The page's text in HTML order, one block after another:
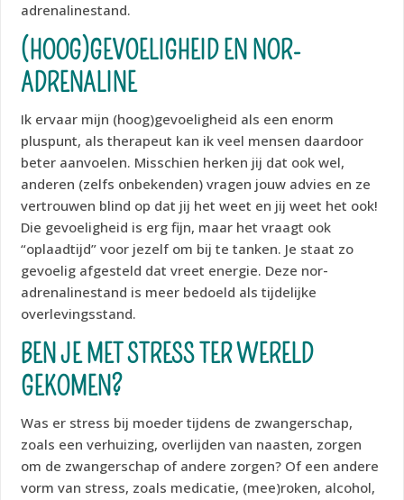
adrenalinestand.
(HOOG)GEVOELIGHEID EN NOR-
ADRENALINE
Ik ervaar mijn (hoog)gevoeligheid als een enorm
pluspunt, als therapeut kan ik veel mensen daardoor
beter aanvoelen. Misschien herken jij dat ook wel,
anderen (zelfs onbekenden) vragen jouw advies en ze
vertrouwen blind op dat jij het weet en jij weet het ook!
Die gevoeligheid is erg fijn, maar het vraagt ook
“oplaadtijd” voor jezelf om bij te tanken. Je staat zo
gevoelig afgesteld dat vreet energie. Deze nor-
adrenalinestand is meer bedoeld als tijdelijke
overlevingsstand.
BEN JE MET STRESS TER WERELD
GEKOMEN?
Was er stress bij moeder tijdens de zwangerschap,
zoals een verhuizing, overlijden van naasten, zorgen
om de zwangerschap of andere zorgen? Of een andere
vorm van stress, zoals medicatie, (mee)roken, alcohol,